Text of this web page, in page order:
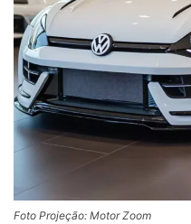
Foto Projeção: Motor Zoom